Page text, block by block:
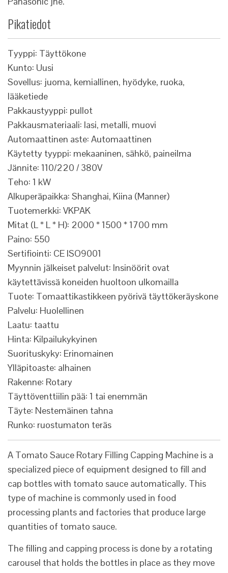
Pikatiedot
Tyyppi: Täyttökone
Kunto: Uusi
Sovellus: juoma, kemiallinen, hyödyke, ruoka,
lääketiede
Pakkaustyyppi: pullot
Pakkausmateriaali: lasi, metalli, muovi
Automaattinen aste: Automaattinen
Käytetty tyyppi: mekaaninen, sähkö, paineilma
Jännite: 110/220 / 380V
Teho: 1 kW
Alkuperäpaikka: Shanghai, Kiina (Manner)
Tuotemerkki: VKPAK
Mitat (L * L * H): 2000 * 1500 * 1700 mm
Paino: 550
Sertifiointi: CE ISO9001
Myynnin jälkeiset palvelut: Insinöörit ovat
käytettävissä koneiden huoltoon ulkomailla
Tuote: Tomaattikastikkeen pyörivä täyttökeräyskone
Palvelu: Huolellinen
Laatu: taattu
Hinta: Kilpailukykyinen
Suorituskyky: Erinomainen
Ylläpitoaste: alhainen
Rakenne: Rotary
Täyttöventtiilin pää: 1 tai enemmän
Täyte: Nestemäinen tahna
Runko: ruostumaton teräs
A Tomato Sauce Rotary Filling Capping Machine is a
specialized piece of equipment designed to fill and
cap bottles with tomato sauce automatically. This
type of machine is commonly used in food
processing plants and factories that produce large
quantities of tomato sauce.
The filling and capping process is done by a rotating
carousel that holds the bottles in place as they move